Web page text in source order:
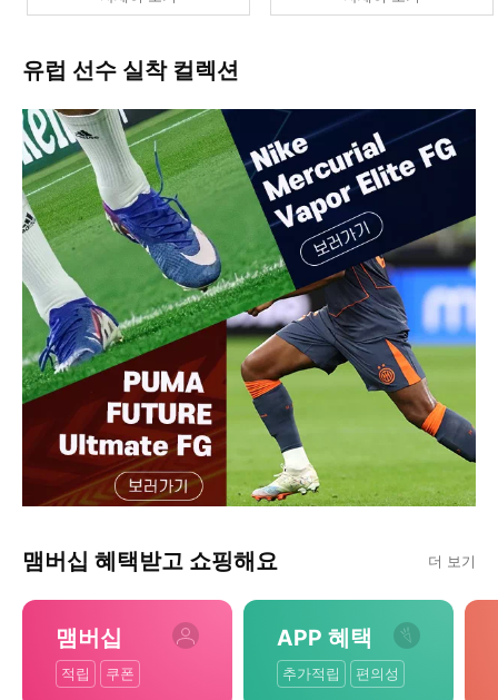
유럽 선수 실착 컬렉션
맴버십 혜택받고 쇼핑해요 더 보기
맴버십
적립 쿠폰
APP 혜택
추가적립 편의성